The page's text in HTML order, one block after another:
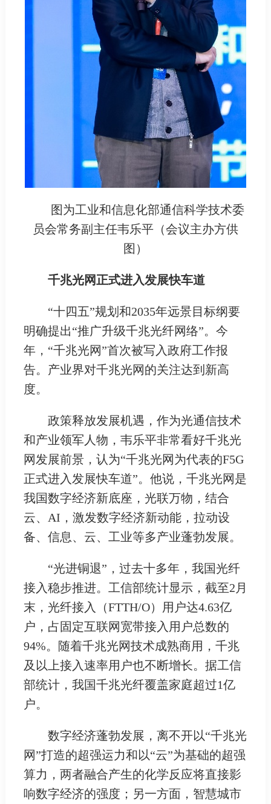
图为工业和信息化部通信科学技术委
员会常务副主任韦乐平（会议主办方供
图）
千兆光网正式进入发展快车道
“十四五”规划和2035年远景目标纲要
明确提出“推广升级千兆光纤网络”。今
年，“千兆光网”首次被写入政府工作报
告。产业界对千兆光网的关注达到新高
度。
政策释放发展机遇，作为光通信技术
和产业领军人物，韦乐平非常看好千兆光
网发展前景，认为“千兆光网为代表的F5G
正式进入发展快车道”。他说，千兆光网是
我国数字经济新底座，光联万物，结合
云、AI，激发数字经济新动能，拉动设
备、信息、云、工业等多产业蓬勃发展。
“光进铜退”，过去十多年，我国光纤
接入稳步推进。工信部统计显示，截至2月
末，光纤接入（FTTH/O）用户达4.63亿
户，占固定互联网宽带接入用户总数的
94%。随着千兆光网技术成熟商用，千兆
及以上接入速率用户也不断增长。据工信
部统计，我国千兆光纤覆盖家庭超过1亿
户。
数字经济蓬勃发展，离不开以“千兆光
网”打造的超强运力和以“云”为基础的超强
算力，两者融合产生的化学反应将直接影
响数字经济的强度；另一方面，智慧城市